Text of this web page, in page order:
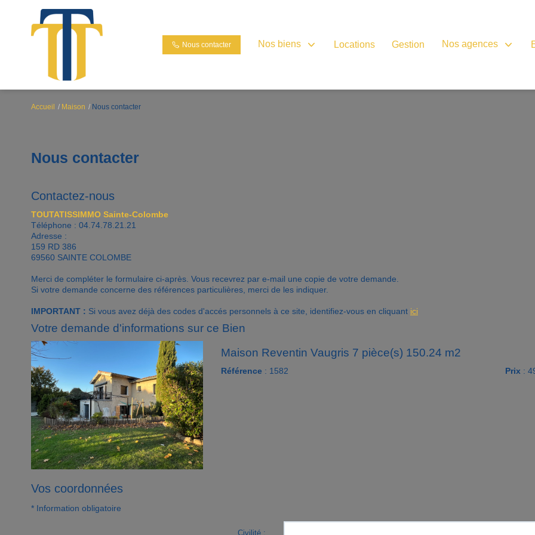
Nous contacter Nos biens Locations Gestion Nos agences
Accueil Maison Nous contacter
Nous contacter
Contactez-nous
TOUTATISSIMMO Sainte-Colombe
Téléphone : 04.74.78.21.21
Adresse :
159 RD 386
69560 SAINTE COLOMBE
Merci de compléter le formulaire ci-après. Vous recevrez par e-mail une copie de votre demande.
Si votre demande concerne des références particulières, merci de les indiquer.
IMPORTANT : Si vous avez déjà des codes d'accés personnels à ce site, identifiez-vous en cliquant ici
Votre demande d'informations sur ce Bien
Maison Reventin Vaugris 7 pièce(s) 150.24 m2
Référence: 1582 Prix :
Vos coordonnées
* Information obligatoire
Civilité :